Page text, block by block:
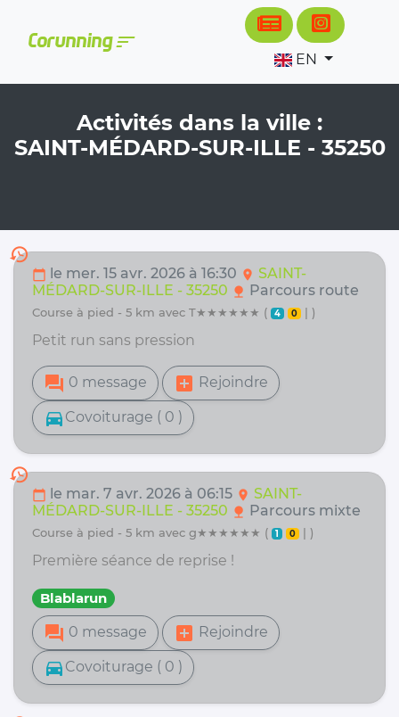
Corunningsort
EN
Activités dans la ville :
SAINT-MÉDARD-SUR-ILLE - 35250
history
calendar_today le mer. 15 avr. 2026 à 16:30 location_on SAINT-
MÉDARD-SUR-ILLE - 35250 nature Parcours route
course à pied - 5 km avec T★★★★★★ ( 4 0 | )
Petit run sans pression
forum 0 message add_box Rejoindre
directions_car Covoiturage ( 0 )
history
calendar_today le mar. 7 avr. 2026 à 06:15 location_on SAINT-
MÉDARD-SUR-ILLE - 35250 nature Parcours mixte
course à pied - 5 km avec g★★★★★★ ( 1 0 | )
Première séance de reprise !
Blablarun
forum 0 message add_box Rejoindre
directions_car Covoiturage ( 0 )